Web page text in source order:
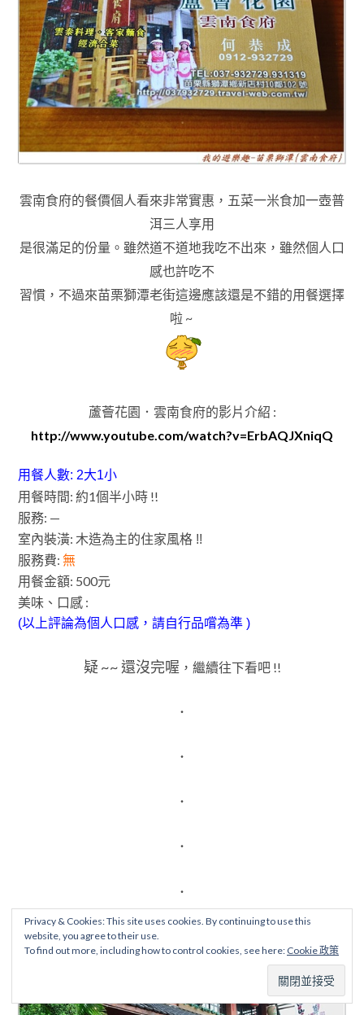
雲南食府的餐價個人看來非常實惠，五菜一米食加一壺普
洱三人享用
是很滿足的份量 。 雖然道不道地我吃不出來 ，雖然個人口
感也許吃不
習慣 ， 不過來苗栗獅潭老街這邊應該還是不錯的用餐選擇
啦 ~
蘆薈花園．雲南食府的影片介紹 :
http://www.youtube.com/watch?v=ErbAQJXniqQ
用餐人數: 2大1小
用餐時間: 約1個半小時 !!
服務: —
室內裝潢: 木造為主的住家風格 !!
服務費: 無
用餐金額: 500元
美味、口感 :
(以上評論為個人口感，請自行品嚐為準 )
疑 ~~ 還沒完喔，繼續往下看吧 !!
．
．
．
．
．
Privacy & Cookies: This site uses cookies. By continuing to use this
website, you agree to their use.
To find out more, including how to control cookies, see here: Cookie 政策